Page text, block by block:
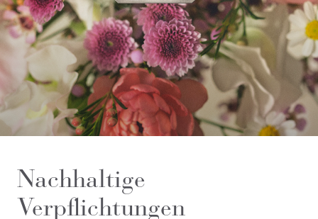
Nachhaltige
Verpflichtungen